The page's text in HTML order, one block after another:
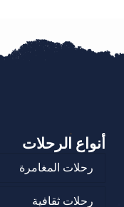
أنواع الرحلات
رحلات المغامرة
رحلات ثقافية